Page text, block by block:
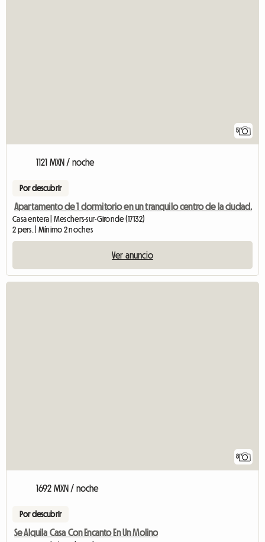
5
1121 MXN / noche
Por descubrir
Apartamento de 1 dormitorio en un tranquilo centro de la ciudad.
Casa entera | Meschers-sur-Gironde (17132)
2 pers. | Mínimo 2 noches
Ver anuncio
8
1692 MXN / noche
Por descubrir
Se Alquila Casa Con Encanto En Un Molino